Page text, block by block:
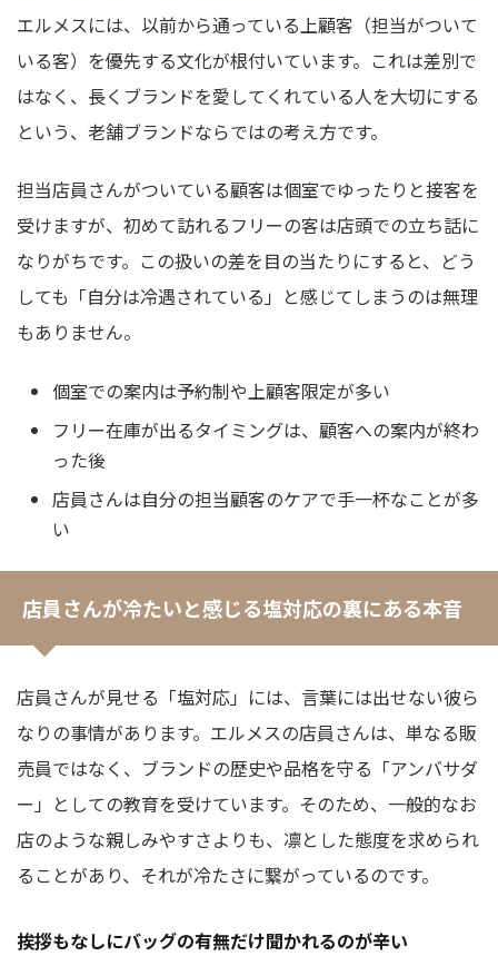
エルメスには、以前から通っている上顧客（担当がついて
いる客）を優先する文化が根付いています。これは差別で
はなく、長くブランドを愛してくれている人を大切にする
という、老舗ブランドならではの考え方です。
担当店員さんがついている顧客は個室でゆったりと接客を
受けますが、初めて訪れるフリーの客は店頭での立ち話に
なりがちです。この扱いの差を目の当たりにすると、どう
しても「自分は冷遇されている」と感じてしまうのは無理
もありません。
個室での案内は予約制や上顧客限定が多い
フリー在庫が出るタイミングは、顧客への案内が終わ
った後
店員さんは自分の担当顧客のケアで手一杯なことが多
い
店員さんが冷たいと感じる塩対応の裏にある本音
店員さんが見せる「塩対応」には、言葉には出せない彼ら
なりの事情があります。エルメスの店員さんは、単なる販
売員ではなく、ブランドの歴史や品格を守る「アンバサダ
ー」としての教育を受けています。そのため、一般的なお
店のような親しみやすさよりも、凛とした態度を求められ
ることがあり、それが冷たさに繋がっているのです。
挨拶もなしにバッグの有無だけ聞かれるのが辛い